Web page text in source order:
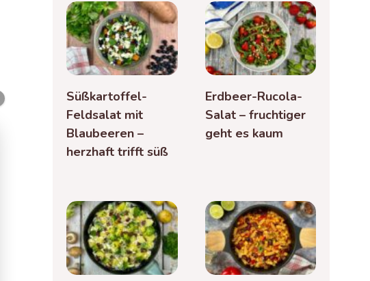
Süßkartoffel-
Feldsalat mit
Blaubeeren –
herzhaft trifft süß
Erdbeer-Rucola-
Salat – fruchtiger
geht es kaum